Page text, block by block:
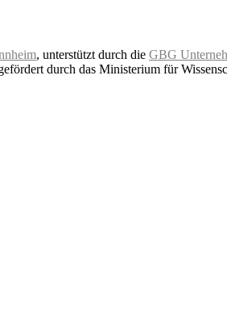
, unterstützt durch die GBG
durch das Ministerium für